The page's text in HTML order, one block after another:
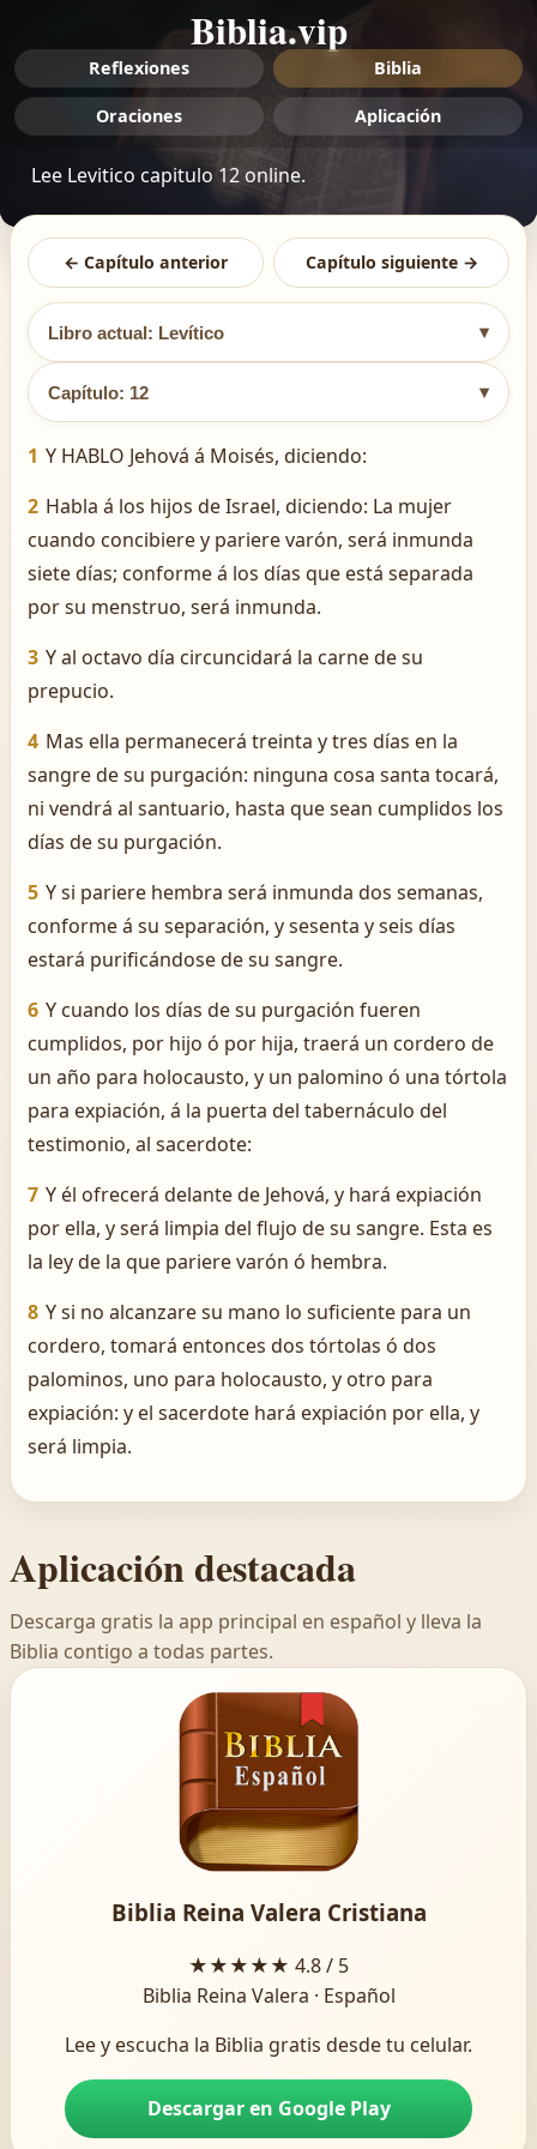
Biblia.vip
Reflexiones Biblia
Oraciones Aplicación
Lee Levitico capitulo 12 online.
← Capítulo anterior Capítulo siguiente →
Libro actual: Levítico ▾
Capítulo: 12 ▾
1 Y HABLO Jehová á Moisés, diciendo:
2 Habla á los hijos de Israel, diciendo: La mujer
cuando concibiere y pariere varón, será inmunda
siete días; conforme á los días que está separada
por su menstruo, será inmunda.
3 Y al octavo día circuncidará la carne de su
prepucio.
4 Mas ella permanecerá treinta y tres días en la
sangre de su purgación: ninguna cosa santa tocará,
ni vendrá al santuario, hasta que sean cumplidos los
días de su purgación.
5 Y si pariere hembra será inmunda dos semanas,
conforme á su separación, y sesenta y seis días
estará purificándose de su sangre.
6 Y cuando los días de su purgación fueren
cumplidos, por hijo ó por hija, traerá un cordero de
un año para holocausto, y un palomino ó una tórtola
para expiación, á la puerta del tabernáculo del
testimonio, al sacerdote:
7 Y él ofrecerá delante de Jehová, y hará expiación
por ella, y será limpia del flujo de su sangre. Esta es
la ley de la que pariere varón ó hembra.
8 Y si no alcanzare su mano lo suficiente para un
cordero, tomará entonces dos tórtolas ó dos
palominos, uno para holocausto, y otro para
expiación: y el sacerdote hará expiación por ella, y
será limpia.
Aplicación destacada
Descarga gratis la app principal en español y lleva la
Biblia contigo a todas partes.
Biblia Reina Valera Cristiana
★★★★★ 4.8 / 5
Biblia Reina Valera · Español
Lee y escucha la Biblia gratis desde tu celular.
Descargar en Google Play